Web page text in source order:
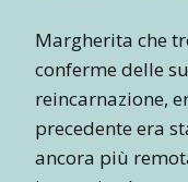
Margherita che
conferme delle
reincarnazione,
precedente era
ancora più